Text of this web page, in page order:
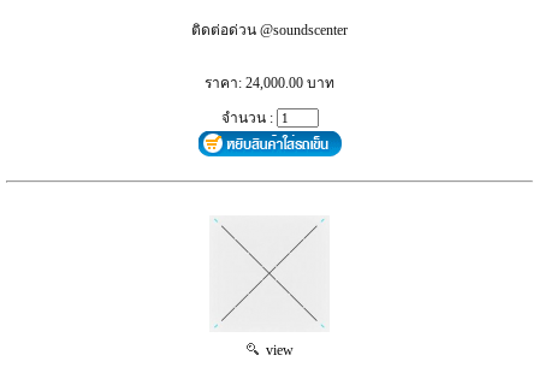
ติดต่อด่วน @soundscenter
ราคา: 24,000.00 บาท
จำนวน :
view